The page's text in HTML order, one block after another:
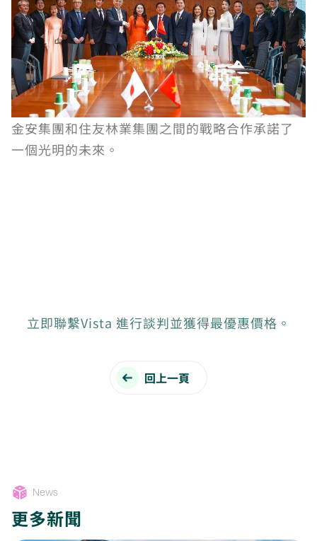
金安集團和住友林業集團之間的戰略合作承諾了
一個光明的未來。
立即聯繫Vista 進行談判並獲得最優惠價格。
回上一頁
News
更多新聞